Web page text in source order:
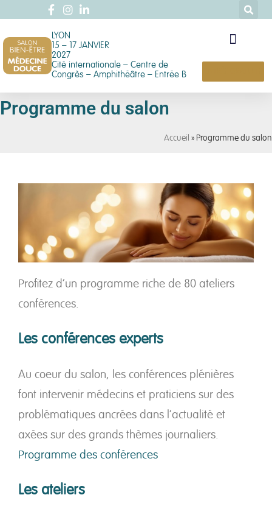
LYON
15 – 17 JANVIER
2027
Cité internationale – Centre de
Congrès – Amphithéâtre – Entrée B
Programme du salon
Accueil » Programme du salon
Profitez d’un programme riche de 80 ateliers
conférences.
Les conférences experts
Au coeur du salon, les conférences plénières
font intervenir médecins et praticiens sur des
problématiques ancrées dans l’actualité et
axées sur des grands thèmes journaliers.
Programme des conférences
Les ateliers